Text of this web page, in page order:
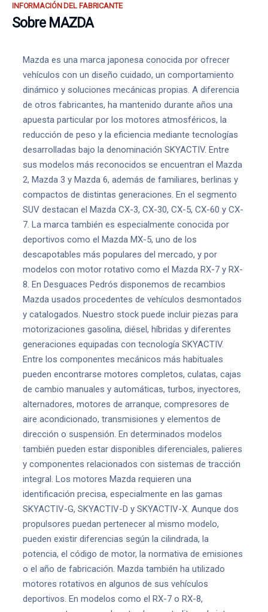
INFORMACIÓN DEL FABRICANTE
Sobre MAZDA
Mazda es una marca japonesa conocida por ofrecer
vehículos con un diseño cuidado, un comportamiento
dinámico y soluciones mecánicas propias. A diferencia
de otros fabricantes, ha mantenido durante años una
apuesta particular por los motores atmosféricos, la
reducción de peso y la eficiencia mediante tecnologías
desarrolladas bajo la denominación SKYACTIV. Entre
sus modelos más reconocidos se encuentran el Mazda
2, Mazda 3 y Mazda 6, además de familiares, berlinas y
compactos de distintas generaciones. En el segmento
SUV destacan el Mazda CX-3, CX-30, CX-5, CX-60 y CX-
7. La marca también es especialmente conocida por
deportivos como el Mazda MX-5, uno de los
descapotables más populares del mercado, y por
modelos con motor rotativo como el Mazda RX-7 y RX-
8. En Desguaces Pedrós disponemos de recambios
Mazda usados procedentes de vehículos desmontados
y catalogados. Nuestro stock puede incluir piezas para
motorizaciones gasolina, diésel, híbridas y diferentes
generaciones equipadas con tecnología SKYACTIV.
Entre los componentes mecánicos más habituales
pueden encontrarse motores completos, culatas, cajas
de cambio manuales y automáticas, turbos, inyectores,
alternadores, motores de arranque, compresores de
aire acondicionado, transmisiones y elementos de
dirección o suspensión. En determinados modelos
también pueden estar disponibles diferenciales, palieres
y componentes relacionados con sistemas de tracción
integral. Los motores Mazda requieren una
identificación precisa, especialmente en las gamas
SKYACTIV-G, SKYACTIV-D y SKYACTIV-X. Aunque dos
propulsores puedan pertenecer al mismo modelo,
pueden existir diferencias según la cilindrada, la
potencia, el código de motor, la normativa de emisiones
o el año de fabricación. Mazda también ha utilizado
motores rotativos en algunos de sus vehículos
deportivos. En modelos como el RX-7 o RX-8,